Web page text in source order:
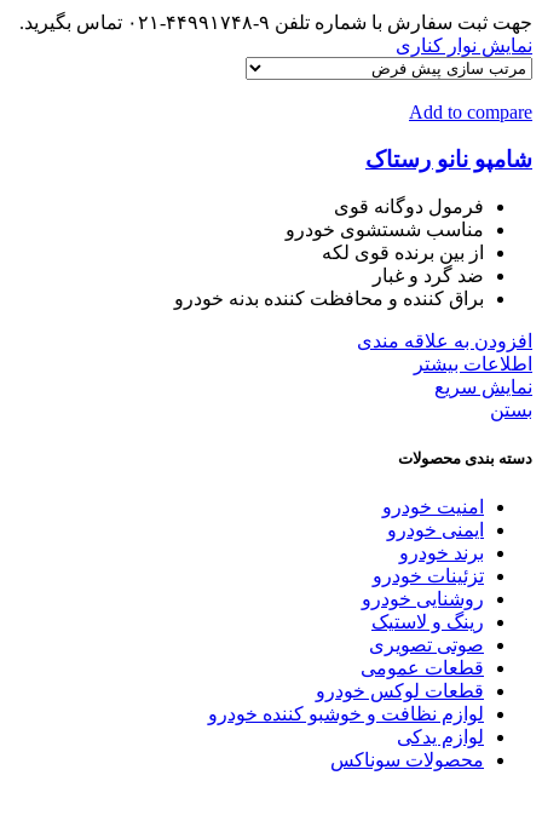
جهت ثبت سفارش با شماره تلفن ۹-۴۴۹۹۱۷۴۸-۰۲۱ تماس بگیرید.
نمایش نوار کناری
Add to compare
شامپو نانو رستاک
فرمول دوگانه قوی
مناسب شستشوی خودرو
از بین برنده قوی لکه
ضد گرد و غبار
براق کننده و محافظت کننده بدنه خودرو
افزودن به علاقه مندی
اطلاعات بیشتر
نمایش سریع
بستن
دسته بندی محصولات
امنیت خودرو
ایمنی خودرو
برند خودرو
تزئینات خودرو
روشنایی خودرو
رینگ و لاستیک
صوتی تصویری
قطعات عمومی
قطعات لوکس خودرو
لوازم نظافت و خوشبو کننده خودرو
لوازم یدکی
محصولات سوناکس